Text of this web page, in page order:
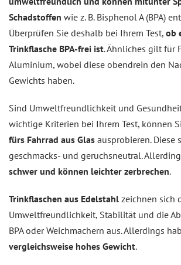
Schadstoffen wie z. B. Bisphenol A (BPA)
Überprüfen Sie deshalb bei Ihrem Test, ob
Trinkflasche BPA-frei ist. Ähnliches gilt für
Aluminium, wobei diese obendrein den
Gewichts haben.
Sind Umweltfreundlichkeit und
wichtige Kriterien bei Ihrem Test, können
fürs Fahrrad aus Glas ausprobieren. Diese
geschmacks- und geruchsneutral.
schwer und können leichter zerbrechen.
Trinkflaschen aus Edelstahl zeichnen sich
Umweltfreundlichkeit, Stabilität und die
BPA oder Weichmachern aus. Allerdings
vergleichsweise hohes Gewicht.